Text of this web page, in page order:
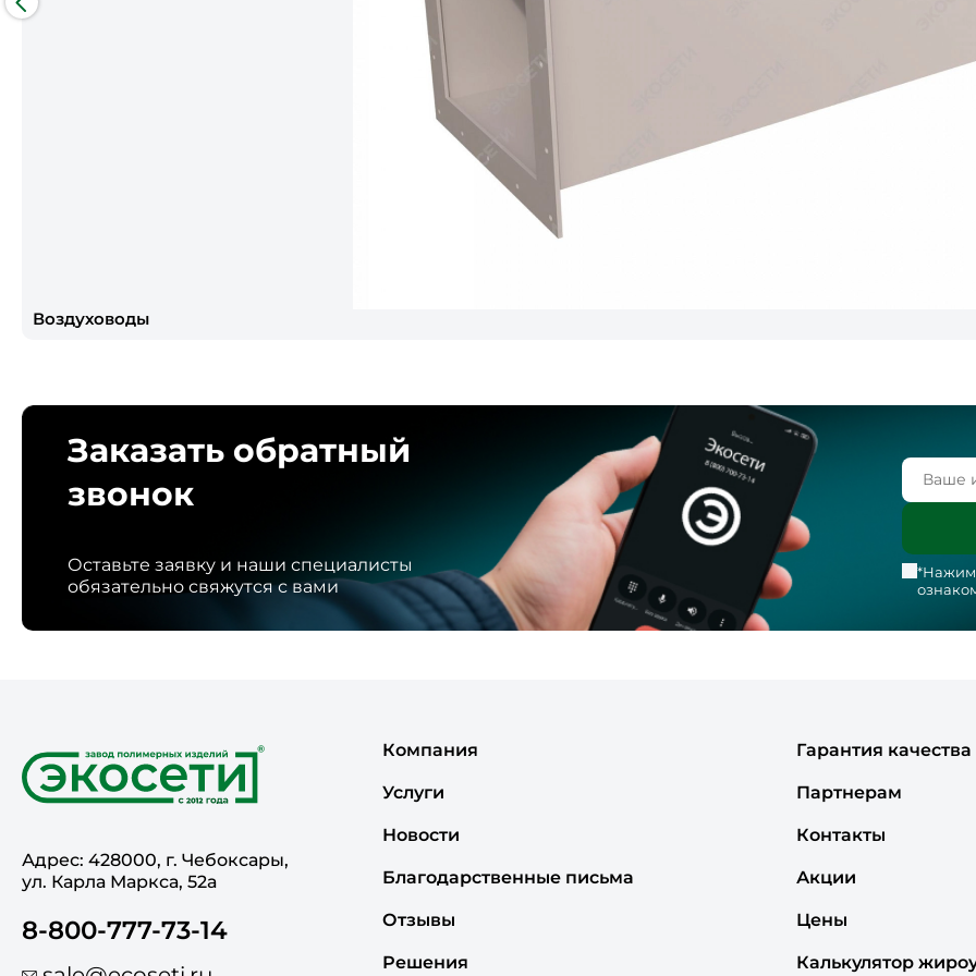
Воздуховоды
Заказать обратный
звонок
Оставьте заявку и наши специалисты
обязательно свяжутся с вами
Адрес: 428000, г. Чебоксары,
ул. Карла Маркса, 52а
8-800-777-73-14
Компания
Услуги
Новости
Благодарственные письма
Отзывы
Решения
Гарантия качества
Партнерам
Контакты
Акции
Цены
Калькулятор